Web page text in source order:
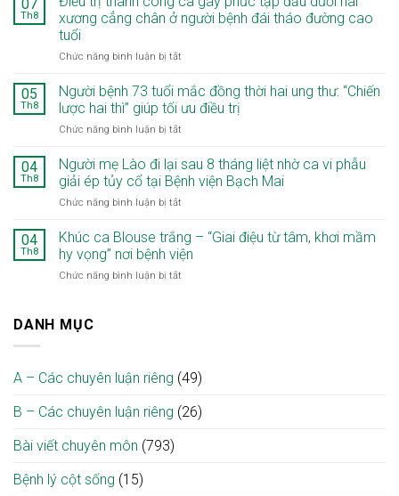
Hàm
Mặt
Bạch
Mai
cơ
Bình:
Nâng
khám,
điều
07
Th8
xương cẳng chân ở người bệnh đái tháo đường cao
tuổi
Chức năng bình luận bị tắt
trị
thành
công
phức
tạp
xương
cẳng
cao
tuổi
05
Th8
Người bệnh 73 tuổi mắc đồng thời hai ung thư: “Chiến
lược hai thì” giúp tối ưu điều trị
Chức năng bình luận bị tắt
bệnh
73
tuổi
thời
hai
ung
tối
ưu
trị
04
Th8
Người mẹ Lào đi lại sau 8 tháng liệt nhờ ca vi phẫu
giải ép tủy cổ tại Bệnh viện Bạch Mai
Chức năng bình luận bị tắt
mẹ
Lào
đi
ca
vi
giải
04
Th8
Khúc ca Blouse trắng – “Giai điệu từ tâm, khơi mầm
hy vọng” nơi bệnh viện
Chức năng bình luận bị tắt
điệu
tâm,
DANH MỤC
A – Các chuyên luận riêng (49)
B – Các chuyên luận riêng (26)
Bài viết chuyên môn (793)
Bệnh lý cột sống (15)